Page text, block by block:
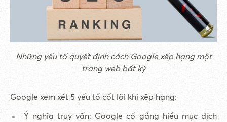
Những yếu tố quyết định cách Google xếp hạng một
trang web bất kỳ
Google xem xét 5 yếu tố cốt lõi khi xếp hạng:
Ý nghĩa truy vấn: Google cố gắng hiểu mục đích